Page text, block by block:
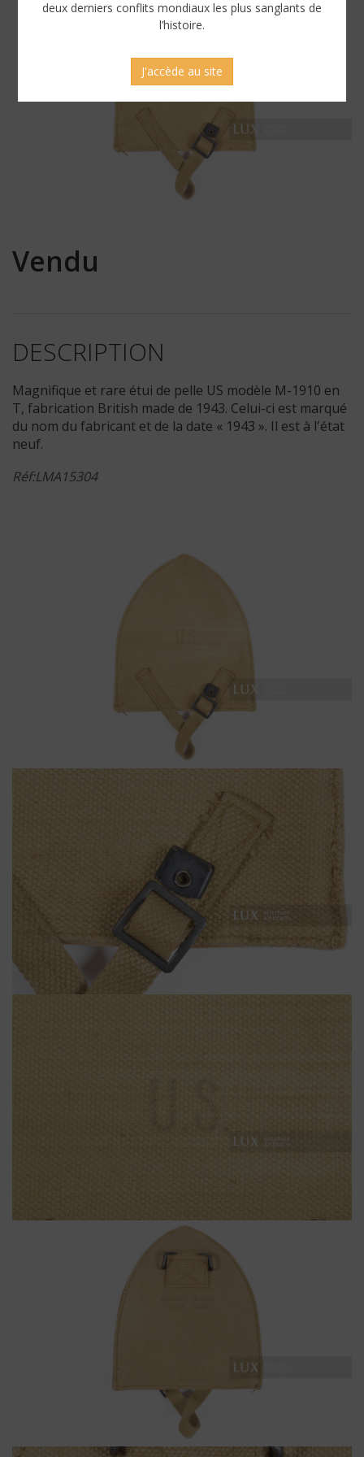
Vendu
DESCRIPTION
Magnifique et rare étui de pelle US modèle M-1910 en
T, fabrication British made de 1943. Celui-ci est marqué
du nom du fabricant et de la date « 1943 ». Il est à l'état
neuf.
Réf:LMA15304
deux derniers conflits mondiaux les plus sanglants de
l’histoire.
J'accède au site